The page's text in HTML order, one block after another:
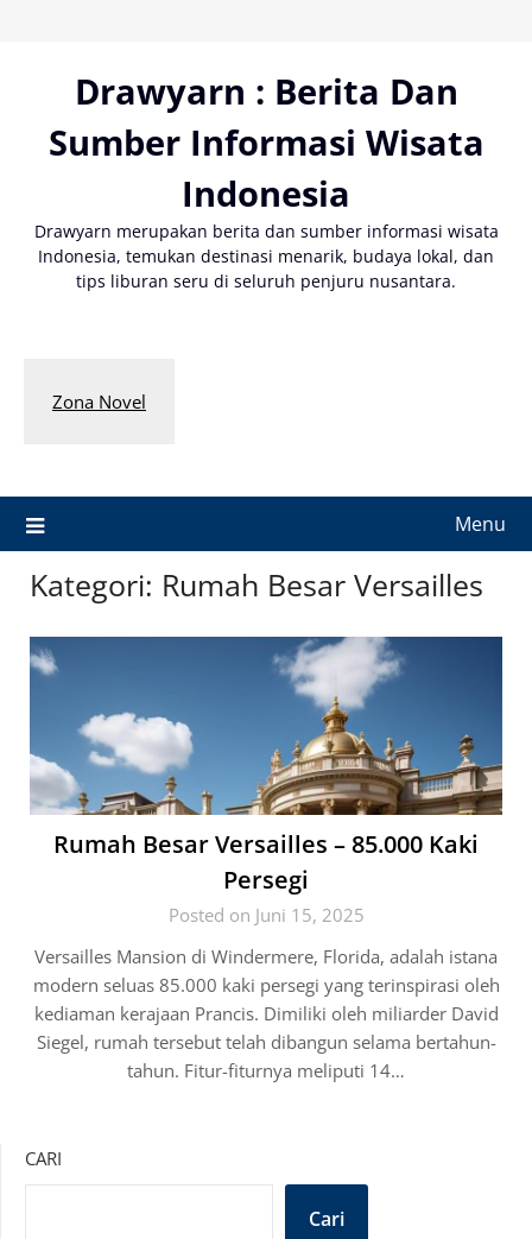
Drawyarn : Berita Dan
Sumber Informasi Wisata
Indonesia
Drawyarn merupakan berita dan sumber informasi wisata
Indonesia, temukan destinasi menarik, budaya lokal, dan
tips liburan seru di seluruh penjuru nusantara.
Zona Novel
Menu
Kategori: Rumah Besar Versailles
Rumah Besar Versailles – 85.000 Kaki
Persegi
Posted on Juni 15, 2025
Versailles Mansion di Windermere, Florida, adalah istana
modern seluas 85.000 kaki persegi yang terinspirasi oleh
kediaman kerajaan Prancis. Dimiliki oleh miliarder David
Siegel, rumah tersebut telah dibangun selama bertahun-
tahun. Fitur-fiturnya meliputi 14…
CARI
Cari